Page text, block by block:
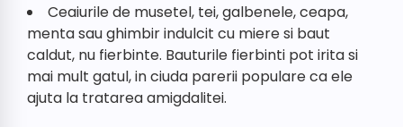
Ceaiurile de musetel, tei, galbenele, ceapa,
menta sau ghimbir indulcit cu miere si baut
caldut, nu fierbinte. Bauturile fierbinti pot irita si
mai mult gatul, in ciuda parerii populare ca ele
ajuta la tratarea amigdalitei.